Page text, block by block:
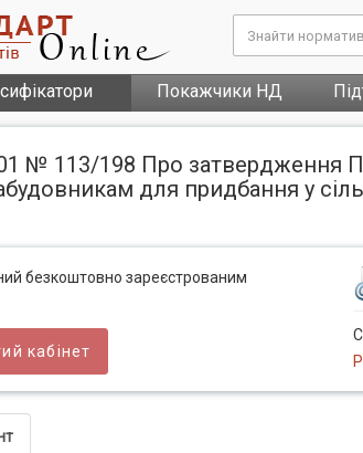
Покажчики НД
№ 113/198 Про затвердження
для придбання у
безкоштовно зареєстрованим
кабінет